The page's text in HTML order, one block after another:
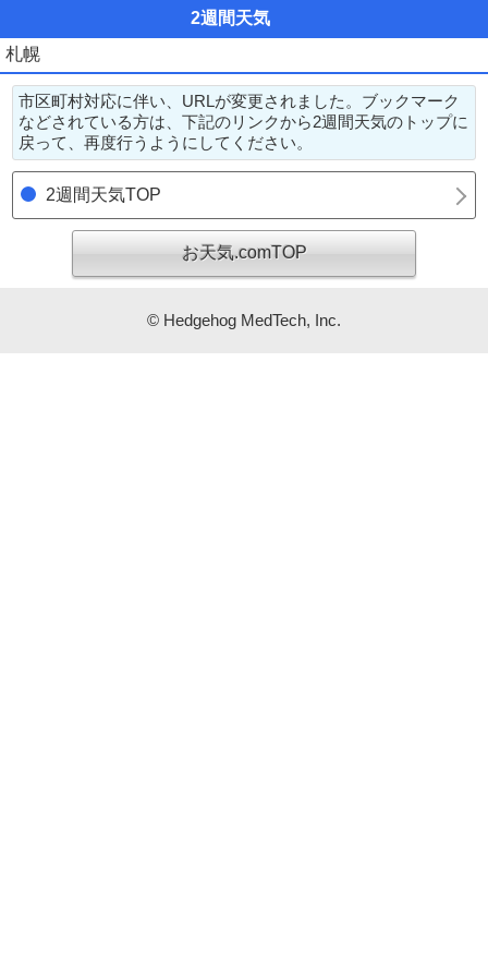
2週間天気
札幌
市区町村対応に伴い、URLが変更されました。ブックマーク
などされている方は、下記のリンクから2週間天気のトップに
戻って、再度行うようにしてください。
2週間天気TOP
お天気.comTOP
© Hedgehog MedTech, Inc.